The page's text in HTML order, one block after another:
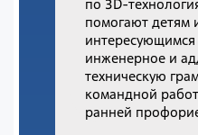
по 3D-
помогают детям
интересующимся
инженерное и
техническую
командной
ранней